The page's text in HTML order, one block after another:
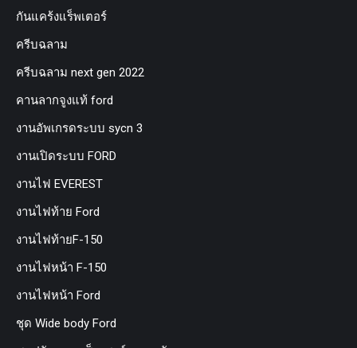
กันแคร้งแร็พเตอร์
ครีบฉลาม
ครีบฉลาม next gen 2022
คานลากจูงแท้ ford
งานอัพเกรดระบบ sycn 3
งานเปิดระบบ FORD
งานไฟ EVEREST
งานไฟท้าย Ford
งานไฟท้ายF-150
งานไฟหน้า F-150
งานไฟหน้า Ford
ชุด Wide body Ford